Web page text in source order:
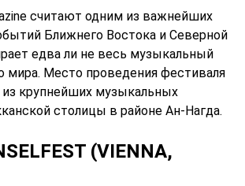
считают одним из важнейших
Ближнего Востока и Северной
едва ли не весь музыкальный
мира. Место проведения фестиваля
из крупнейших музыкальных
столицы в районе Ан-Нагда.
(VIENNA,